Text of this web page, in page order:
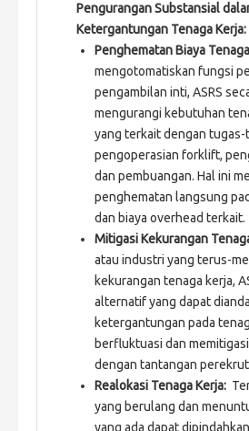
Pengurangan Substansial
Ketergantungan Tenaga Kerja:
Penghematan Biaya
mengotomatiskan fungsi
pengambilan inti, ASRS
mengurangi kebutuhan
yang terkait dengan
pengoperasian forklift,
dan pembuangan. Hal ini
penghematan langsung
dan biaya overhead terkait.
Mitigasi Kekurangan
atau industri yang terus-
kekurangan tenaga kerja,
alternatif yang dapat
ketergantungan pada
berfluktuasi dan
dengan tantangan
Realokasi Tenaga Kerja:
yang berulang dan
yang ada dapat